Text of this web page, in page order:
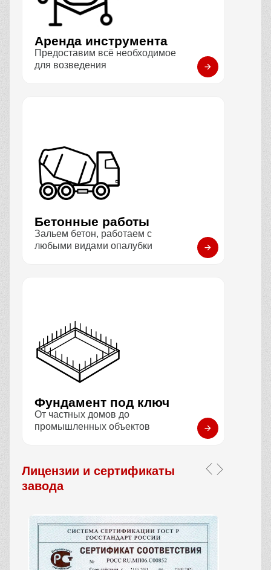
Аренда инструмента
Предоставим всё необходимое
для возведения
Бетонные работы
Зальем бетон, работаем с
любыми видами опалубки
Фундамент под ключ
От частных домов до
промышленных объектов
Лицензии и сертификаты
завода